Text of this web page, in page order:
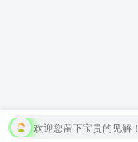
欢迎您留下宝贵的见解！